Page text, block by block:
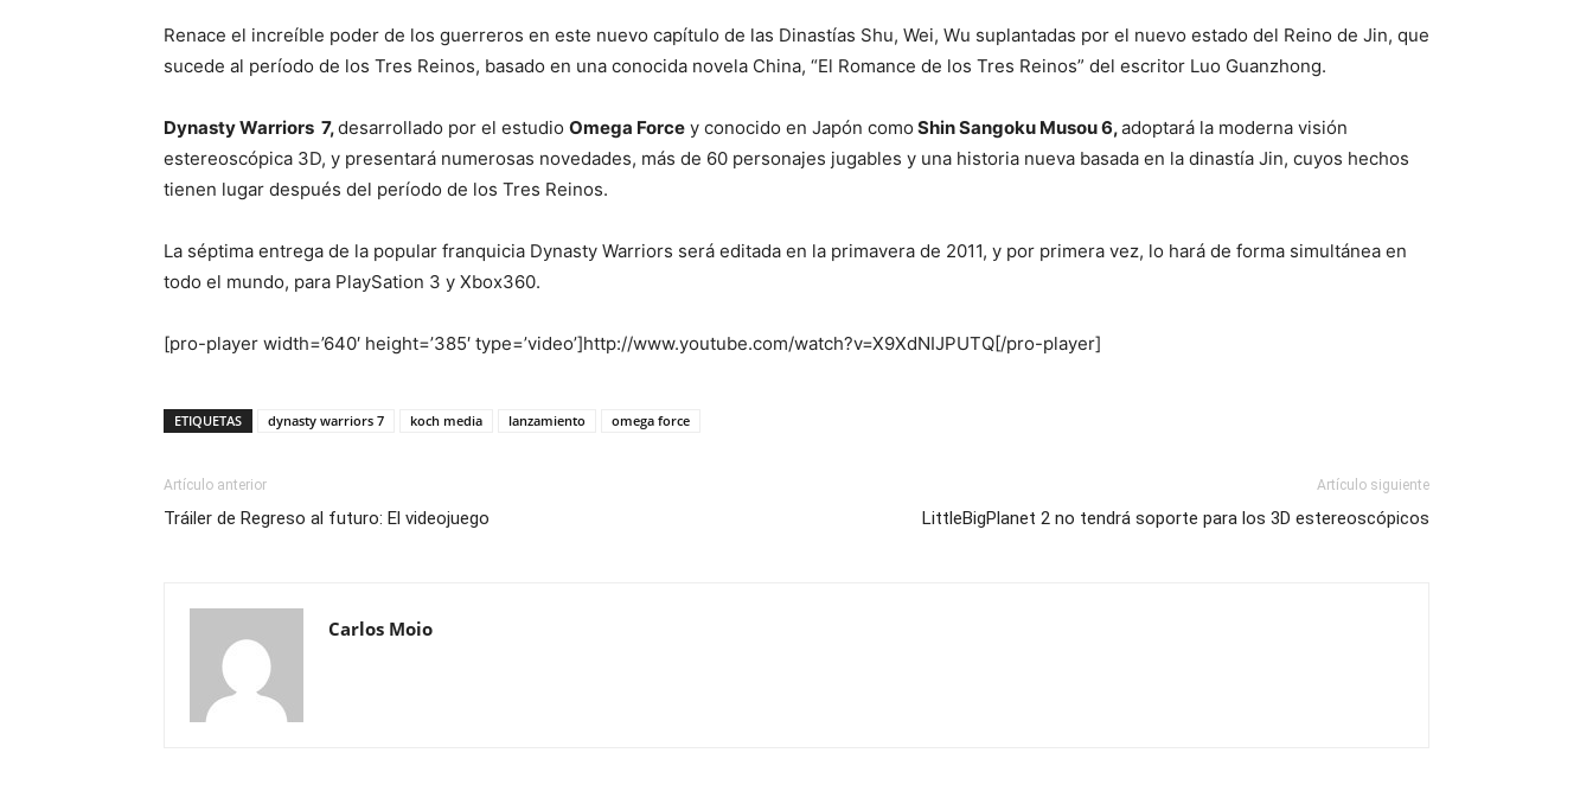
Renace el increíble poder de los guerreros en este nuevo capítulo de las Dinastías Shu, Wei, Wu suplantadas por el nuevo estado del Reino de Jin, que
sucede al período de los Tres Reinos, basado en una conocida novela China, “El Romance de los Tres Reinos” del escritor Luo Guanzhong.
Dynasty Warriors 7,desarrollado por el estudio Omega Force y conocido en Japón como Shin Sangoku Musou 6,adoptará la moderna visión
estereoscópica 3D, y presentará numerosas novedades, más de 60 personajes jugables y una historia nueva basada en la dinastía Jin, cuyos hechos
tienen lugar después del período de los Tres Reinos.
La séptima entrega de la popular franquicia Dynasty Warriors será editada en la primavera de 2011, y por primera vez, lo hará de forma simultánea en
todo el mundo, para PlaySation 3 y Xbox360.
[pro-player width=’640′ height=’385′ type=’video’]http://www.youtube.com/watch?v=X9XdNIJPUTQ[/pro-player]
ETIQUETAS dynasty warriors 7 koch media lanzamiento omega force
Artículo anterior
Tráiler de Regreso al futuro: El videojuego
Artículo siguiente
LittleBigPlanet 2 no tendrá soporte para los 3D estereoscópicos
Carlos Moio